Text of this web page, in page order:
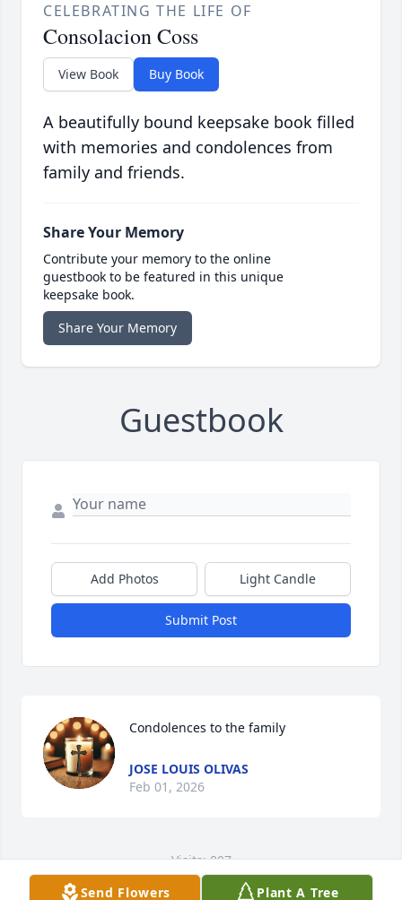
CELEBRATING THE LIFE OF
Consolacion Coss
View Book Buy Book
A beautifully bound keepsake book filled
with memories and condolences from
family and friends.
Share Your Memory
Contribute your memory to the online
guestbook to be featured in this unique
keepsake book.
Share Your Memory
Guestbook
Add Photos Light Candle
Submit Post
Condolences to the family
JOSE LOUIS OLIVAS
Feb 01, 2026
Visits: 807
Send Flowers Plant A Tree